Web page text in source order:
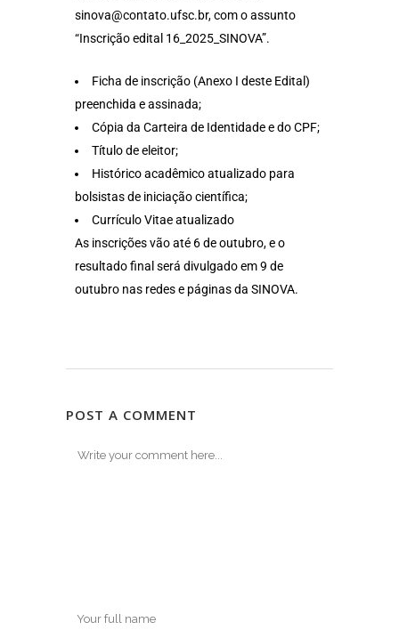
sinova@contato.ufsc.br, com o assunto
“Inscrição edital 16_2025_SINOVA”.
Ficha de inscrição (Anexo I deste Edital)
preenchida e assinada;
Cópia da Carteira de Identidade e do CPF;
Título de eleitor;
Histórico acadêmico atualizado para
bolsistas de iniciação científica;
Currículo Vitae atualizado
As inscrições vão até 6 de outubro, e o
resultado final será divulgado em 9 de
outubro nas redes e páginas da SINOVA.
POST A COMMENT